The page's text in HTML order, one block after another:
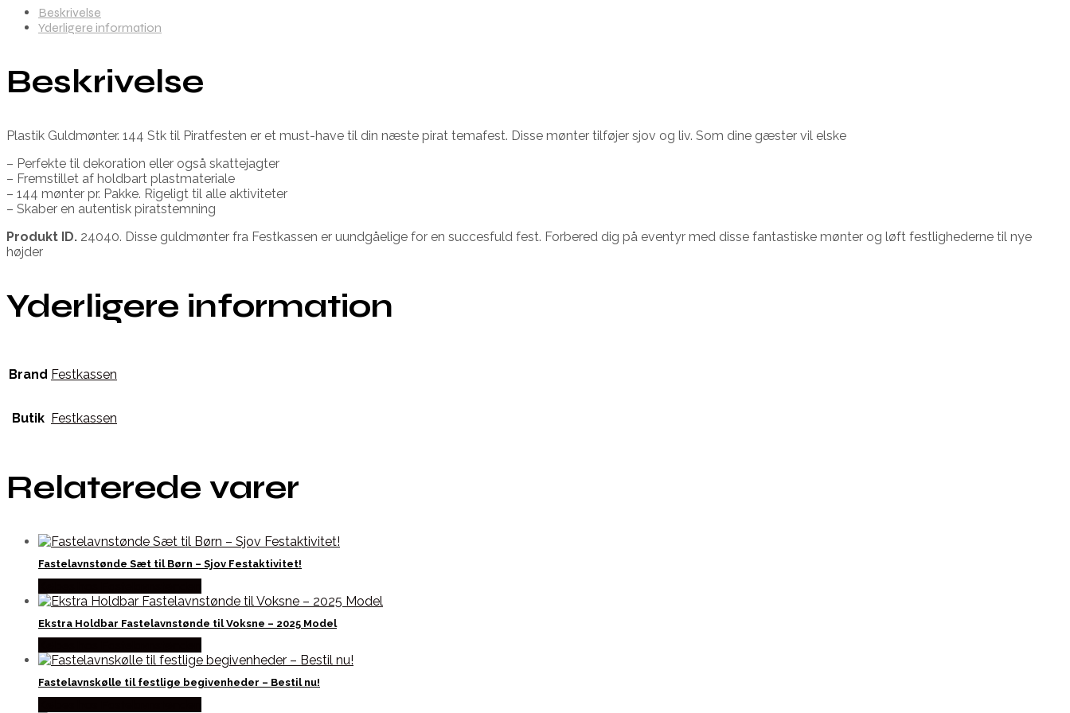
Beskrivelse
Yderligere information
Beskrivelse
Plastik Guldmønter. 144 Stk til Piratfesten er et must-have til din næste pirat temafest. Disse mønter tilføjer sjov og liv. Som dine gæster vil elske
– Perfekte til dekoration eller også skattejagter
– Fremstillet af holdbart plastmateriale
– 144 mønter pr. Pakke. Rigeligt til alle aktiviteter
– Skaber en autentisk piratstemning
Produkt ID. 24040. Disse guldmønter fra Festkassen er uundgåelige for en succesfuld fest. Forbered dig på eventyr med disse fantastiske mønter og løft festlighederne til nye
højder
Yderligere information
Brand Festkassen
Butik Festkassen
Relaterede varer
Fastelavnstønde Sæt til Børn – Sjov Festaktivitet!
Ekstra Holdbar Fastelavnstønde til Voksne – 2025 Model
Fastelavnskølle til festlige begivenheder – Bestil nu!